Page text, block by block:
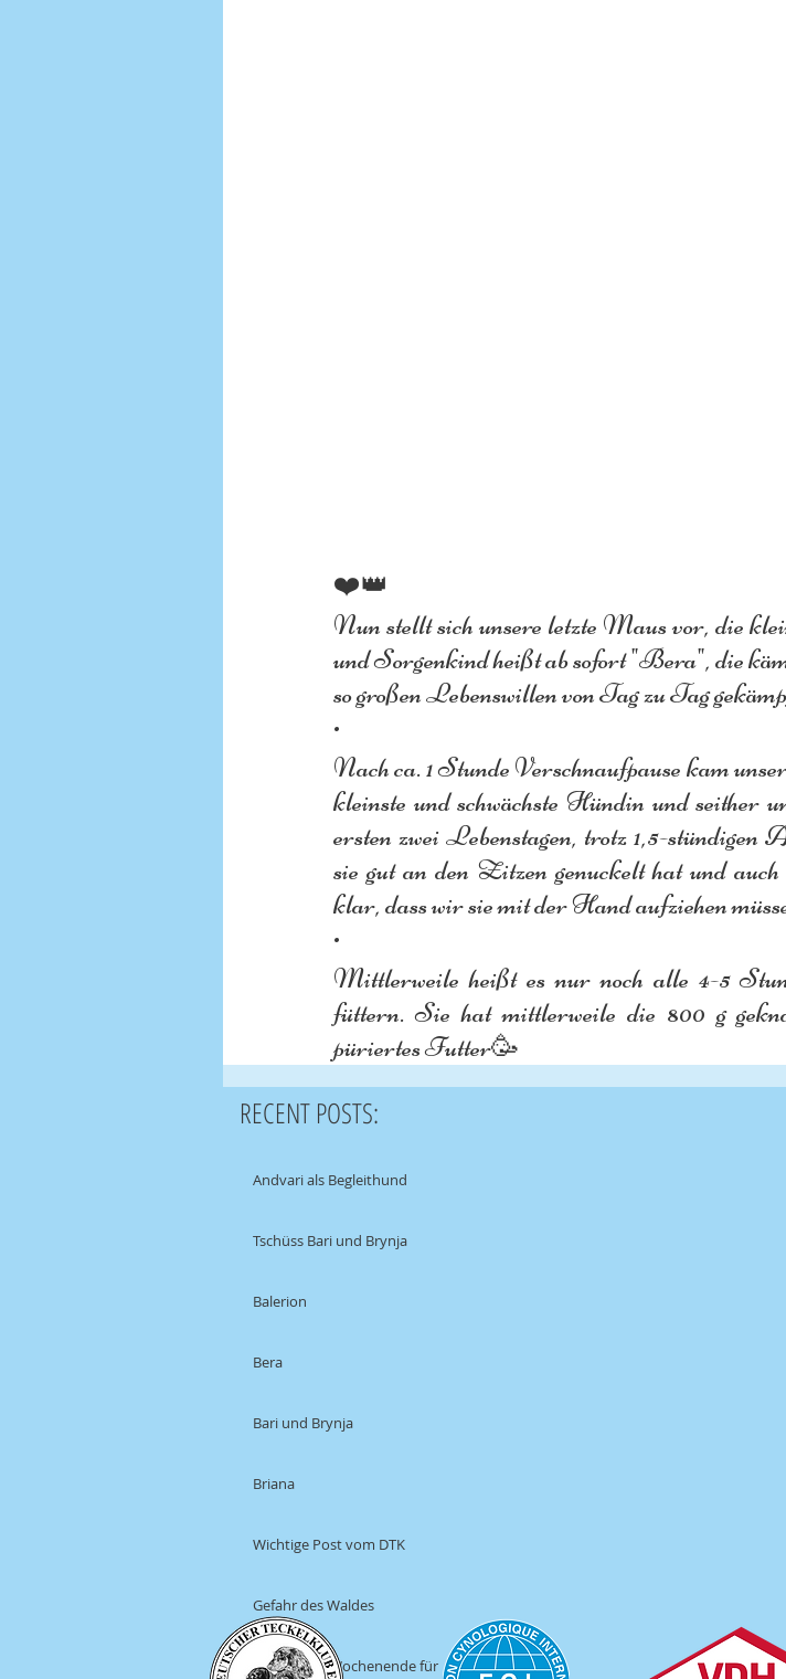
❤️👑
Nun stellt sich unsere letzte Maus vor, die
und Sorgenkind heißt ab sofort "Bera", die
so großen Lebenswillen von Tag zu Tag
•
Nach ca. 1 Stunde Verschnaufpause kam
kleinste und schwächste Hündin und seither
ersten zwei Lebenstagen, trotz 1,5-stündigen
sie gut an den Zitzen genuckelt hat und
klar, dass wir sie mit der Hand aufziehen
•
Mittlerweile heißt es nur noch alle 4-5
füttern. Sie hat mittlerweile die 800 g
püriertes Futter🥳
RECENT POSTS:
Andvari als Begleithund
Tschüss Bari und Brynja
Balerion
Bera
Bari und Brynja
Briana
Wichtige Post vom DTK
Gefahr des Waldes
Was für ein Wochenende für